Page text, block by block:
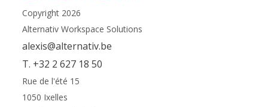
Copyright 2026
Alternativ Workspace Solutions
alexis@alternativ.be
T. +32 2 627 18 50
Rue de l'été 15
1050 Ixelles